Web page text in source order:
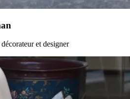
et designer